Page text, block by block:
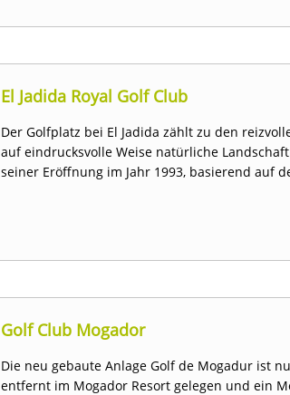
El Jadida Royal Golf Club
Der Golfplatz bei El Jadida zählt zu den
auf eindrucksvolle Weise natürliche
seiner Eröffnung im Jahr 1993, basierend auf
Golf Club Mogador
Die neu gebaute Anlage Golf de Mogadur ist
entfernt im Mogador Resort gelegen und ein